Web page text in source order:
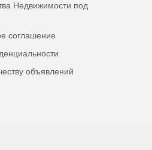
Недвижимости под
соглашение
объявлений